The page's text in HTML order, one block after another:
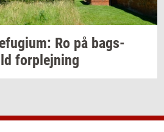
Ro på bags­
for­plej­ning